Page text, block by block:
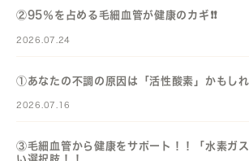
②95％を占める毛細血管が健康のカギ❗️❗️
2026.07.24
①あなたの不調の原因は「活性酸素」かもしれ
2026.07.16
③毛細血管から健康をサポート！！「水素ガ